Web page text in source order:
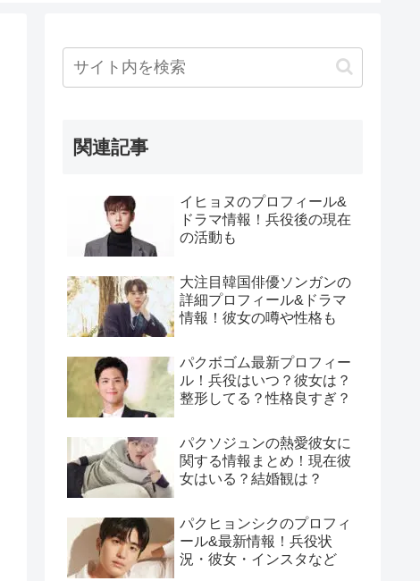
関連記事
イヒョヌのプロフィール&
ドラマ情報！兵役後の現在
の活動も
大注目韓国俳優ソンガンの
詳細プロフィール&ドラマ
情報！彼女の噂や性格も
パクボゴム最新プロフィー
ル！兵役はいつ？彼女は？
整形してる？性格良すぎ？
パクソジュンの熱愛彼女に
関する情報まとめ！現在彼
女はいる？結婚観は？
パクヒョンシクのプロフィ
ール&最新情報！兵役状
況・彼女・インスタなど